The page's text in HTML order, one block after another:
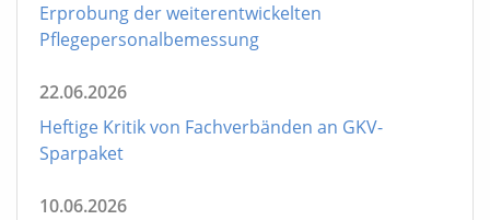
Erprobung der weiterentwickelten
Pflegepersonalbemessung
22.06.2026
Heftige Kritik von Fachverbänden an GKV-
Sparpaket
10.06.2026